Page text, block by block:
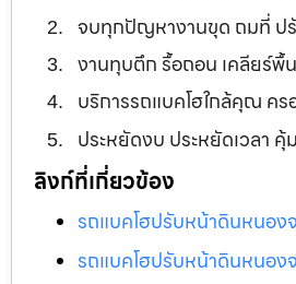
จบทุกปัญหางานขุด ถมที่ ป
งานทุบตึก รื้อถอน เคลียร์พื้น
บริการรถแบคโฮใกล้คุณ ค
ประหยัดงบ ประหยัดเวลา
ลิงก์ที่เกี่ยวข้อง
รถแบคโฮปรับหน้าดินหนอง
รถแบคโฮปรับหน้าดินหนอง